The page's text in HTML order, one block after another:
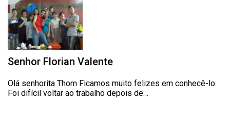
Senhor Florian Valente
Olá senhorita Thom Ficamos muito felizes em conhecê-lo.
Foi difícil voltar ao trabalho depois de…